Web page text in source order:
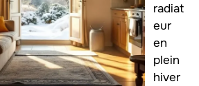
radiat
eur
en
plein
hiver